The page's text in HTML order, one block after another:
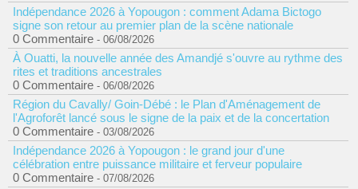
Indépendance 2026 à Yopougon : comment Adama Bictogo
signe son retour au premier plan de la scène nationale
0 Commentaire - 06/08/2026
À Ouatti, la nouvelle année des Amandjé s'ouvre au rythme des
rites et traditions ancestrales
0 Commentaire - 06/08/2026
Région du Cavally/ Goin-Débé : le Plan d'Aménagement de
l'Agroforêt lancé sous le signe de la paix et de la concertation
0 Commentaire - 03/08/2026
Indépendance 2026 à Yopougon : le grand jour d'une
célébration entre puissance militaire et ferveur populaire
0 Commentaire - 07/08/2026